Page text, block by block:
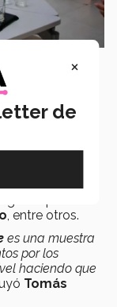
que se
de
otros.
demostraban
, entre otros.
es una muestra
por los
haciendo que
Tomás
×
de